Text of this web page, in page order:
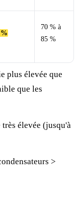
70 % à
85 %
plus élevée que
que les
très élevée (jusqu'à
>